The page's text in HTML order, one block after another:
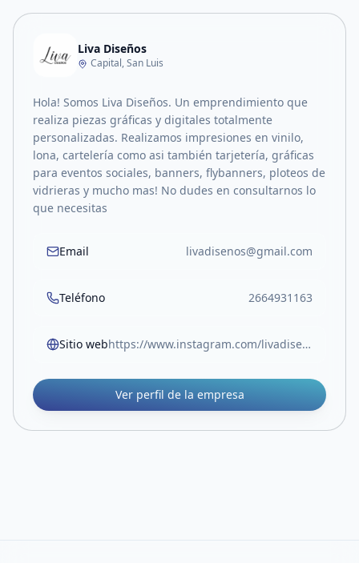
Liva Diseños
Capital, San Luis
Hola! Somos Liva Diseños. Un emprendimiento que
realiza piezas gráficas y digitales totalmente
personalizadas. Realizamos impresiones en vinilo,
lona, cartelería como asi también tarjetería, gráficas
para eventos sociales, banners, flybanners, ploteos de
vidrieras y mucho mas! No dudes en consultarnos lo
que necesitas
Email livadisenos@gmail.com
Teléfono 2664931163
Sitio web https://www.instagram.com/livadisenios/
Ver perfil de la empresa